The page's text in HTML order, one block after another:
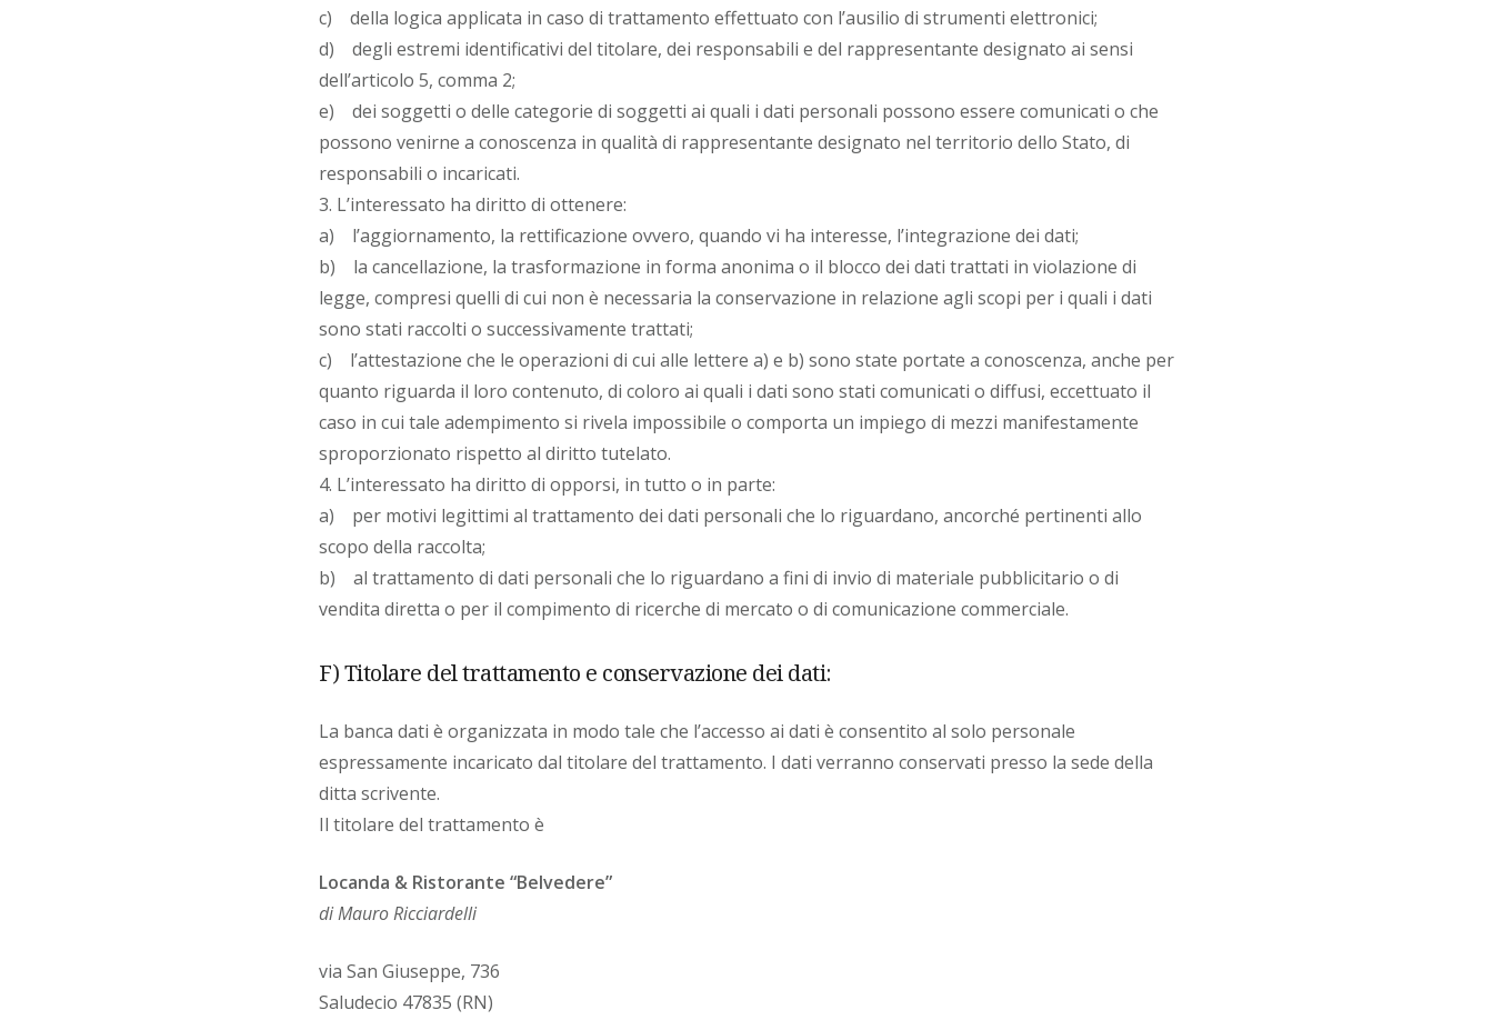
c) della logica applicata in caso di trattamento effettuato con l’ausilio di strumenti elettronici;
d) degli estremi identificativi del titolare, dei responsabili e del rappresentante designato ai sensi
dell’articolo 5, comma 2;
e) dei soggetti o delle categorie di soggetti ai quali i dati personali possono essere comunicati o che
possono venirne a conoscenza in qualità di rappresentante designato nel territorio dello Stato, di
responsabili o incaricati.
3. L’interessato ha diritto di ottenere:
a) l’aggiornamento, la rettificazione ovvero, quando vi ha interesse, l’integrazione dei dati;
b) la cancellazione, la trasformazione in forma anonima o il blocco dei dati trattati in violazione di
legge, compresi quelli di cui non è necessaria la conservazione in relazione agli scopi per i quali i dati
sono stati raccolti o successivamente trattati;
c) l’attestazione che le operazioni di cui alle lettere a) e b) sono state portate a conoscenza, anche per
quanto riguarda il loro contenuto, di coloro ai quali i dati sono stati comunicati o diffusi, eccettuato il
caso in cui tale adempimento si rivela impossibile o comporta un impiego di mezzi manifestamente
sproporzionato rispetto al diritto tutelato.
4. L’interessato ha diritto di opporsi, in tutto o in parte:
a) per motivi legittimi al trattamento dei dati personali che lo riguardano, ancorché pertinenti allo
scopo della raccolta;
b) al trattamento di dati personali che lo riguardano a fini di invio di materiale pubblicitario o di
vendita diretta o per il compimento di ricerche di mercato o di comunicazione commerciale.
F) Titolare del trattamento e conservazione dei dati:
La banca dati è organizzata in modo tale che l’accesso ai dati è consentito al solo personale
espressamente incaricato dal titolare del trattamento. I dati verranno conservati presso la sede della
ditta scrivente.
Il titolare del trattamento è
Locanda & Ristorante “Belvedere”
di Mauro Ricciardelli
via San Giuseppe, 736
Saludecio 47835 (RN)